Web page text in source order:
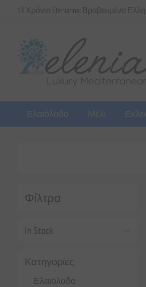
13 Χρόνια Elenianna: Βραβευμένα
Ελαιόλαδο Μέλι
Φίλτρα
In Stock
Κατηγορίες
Ελαιόλαδο